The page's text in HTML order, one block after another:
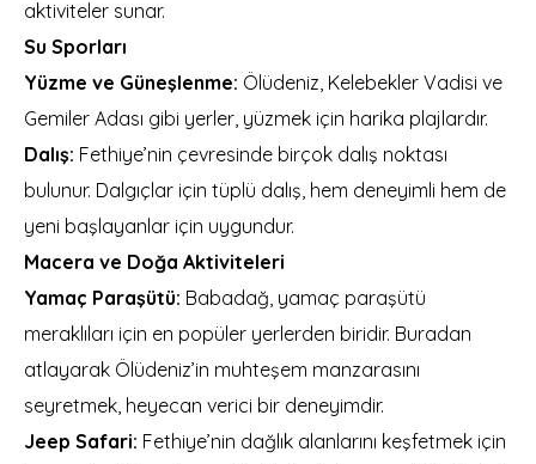
aktiviteler sunar.
Su Sporları
Yüzme ve Güneşlenme: Ölüdeniz, Kelebekler Vadisi ve
Gemiler Adası gibi yerler, yüzmek için harika plajlardır.
Dalış: Fethiye’nin çevresinde birçok dalış noktası
bulunur. Dalgıçlar için tüplü dalış, hem deneyimli hem de
yeni başlayanlar için uygundur.
Macera ve Doğa Aktiviteleri
Yamaç Paraşütü: Babadağ, yamaç paraşütü
meraklıları için en popüler yerlerden biridir. Buradan
atlayarak Ölüdeniz’in muhteşem manzarasını
seyretmek, heyecan verici bir deneyimdir.
Jeep Safari: Fethiye’nin dağlık alanlarını keşfetmek için